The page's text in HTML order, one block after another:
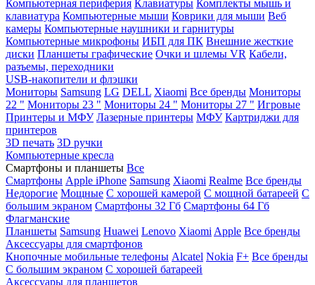
Компьютерная периферия Клавиатуры Комплекты мышь и
клавиатура Компьютерные мыши Коврики для мыши Веб
камеры Компьютерные наушники и гарнитуры
Компьютерные микрофоны ИБП для ПК Внешние жесткие
диски Планшеты графические Очки и шлемы VR Кабели,
разъемы, переходники
USB-накопители и флэшки
Мониторы Samsung LG DELL Xiaomi Все бренды Мониторы
22 " Мониторы 23 " Мониторы 24 " Мониторы 27 " Игровые
Принтеры и МФУ Лазерные принтеры МФУ Картриджи для
принтеров
3D печать 3D ручки
Компьютерные кресла
Смартфоны и планшеты Все
Смартфоны Apple iPhone Samsung Xiaomi Realme Все бренды
Недорогие Мощные С хорошей камерой С мощной батареей С
большим экраном Смартфоны 32 Гб Смартфоны 64 Гб
Флагманские
Планшеты Samsung Huawei Lenovo Xiaomi Apple Все бренды
Аксессуары для смартфонов
Кнопочные мобильные телефоны Alcatel Nokia F+ Все бренды
С большим экраном С хорошей батареей
Аксессуары для планшетов